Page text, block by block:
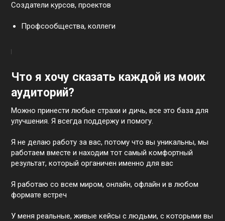
Создатели курсов, проектов
Профсообщества, коллеги
Что я хочу сказать каждой из моих
аудиторий?
Можно принести любые страхи и дичь, все это база для
улучшения. Я всегда поддержу и помогу.
Я не делаю работу за вас, потому что вы уникальны, мы
работаем вместе и находим тот самый комфортный
результат, который органичен именно для вас
Я работаю со всем миром, онлайн, офлайн и в любом
формате встреч
У меня реальные, живые кейсы с людьми, с которыми вы